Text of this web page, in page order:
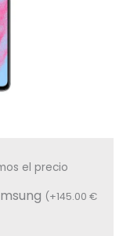
el precio
(+145.00€